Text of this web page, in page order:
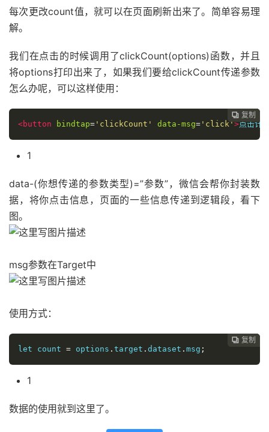
每次更改count值，就可以在页面刷新出来了。简单容易理
解。
我们在点击的时候调用了clickCount(options)函数，并且
将options打印出来了，如果我们要给clickCount传递参数
怎么办呢，可以这样使用：
 复制
 复制
 复制
 复制
<button bindtap= 'clickCount' data-msg= 'click' >点击计
1
data-(你想传递的参数类型)=”参数”，微信会帮你封装数
据，将你点击信息，页面的一些信息传递到逻辑段，看下
图。
msg参数在Target中
使用方式：
 复制
 复制
 复制
let count = options . target . dataset . msg ;
1
数据的使用就到这里了。